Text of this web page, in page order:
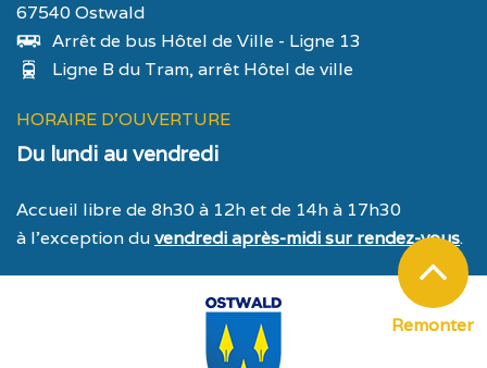
67540 Ostwald
Arrêt de bus Hôtel de Ville - Ligne 13
Ligne B du Tram, arrêt Hôtel de ville
HORAIRE D'OUVERTURE
Du lundi au vendredi
Accueil libre de 8h30 à 12h et de 14h à 17h30
à l’exception duvendredi après-midi sur rendez-vous.
Remonter